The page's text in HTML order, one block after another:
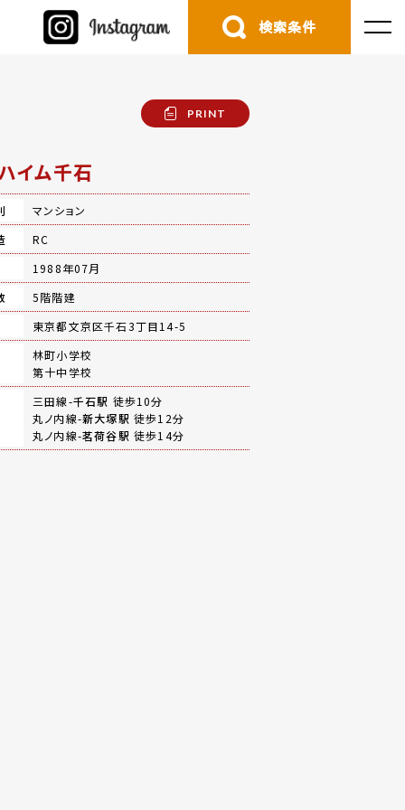
検索条件
PRINT
イム千石
マンション
RC
1988年07月
5階階建
東京都文京区千石3丁目14-5
林町小学校
第十中学校
三田線-千石駅 徒歩10分
丸ノ内線-新大塚駅 徒歩12分
丸ノ内線-茗荷谷駅 徒歩14分